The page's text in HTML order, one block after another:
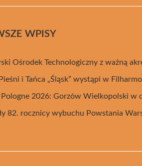
WPISY
Ośrodek Technologiczny z ważną
i Tańca „Śląsk” wystąpi w
Pologne 2026: Gorzów Wielkopolski w
82. rocznicy wybuchu Powstania